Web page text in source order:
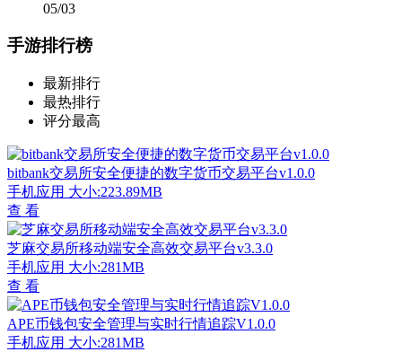
05/03
手游排行榜
最新排行
最热排行
评分最高
bitbank交易所安全便捷的数字货币交易平台v1.0.0
手机应用 大小:223.89MB
查 看
芝麻交易所移动端安全高效交易平台v3.3.0
手机应用 大小:281MB
查 看
APE币钱包安全管理与实时行情追踪V1.0.0
手机应用 大小:281MB